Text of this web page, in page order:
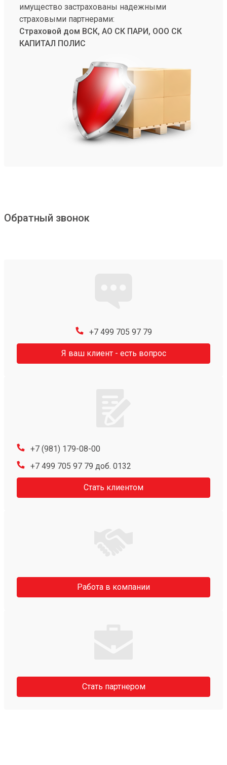
имущество застрахованы надежными
страховыми партнерами:
Страховой дом ВСК, АО СК ПАРИ, ООО СК
КАПИТАЛ ПОЛИС
Обратный звонок
+7 499 705 97 79
Я ваш клиент - есть вопрос
+7 (981) 179-08-00
+7 499 705 97 79 доб. 0132
Стать клиентом
Работа в компании
Стать партнером